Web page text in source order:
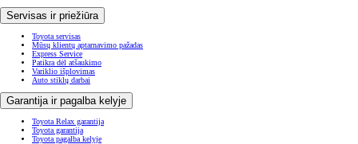
Servisas ir priežiūra
Toyota servisas
Mūsų klientų aptarnavimo pažadas
Express Service
Patikra dėl atšaukimo
Variklio išplovimas
Auto stiklų darbai
Garantija ir pagalba kelyje
Toyota Relax garantija
Toyota garantija
Toyota pagalba kelyje